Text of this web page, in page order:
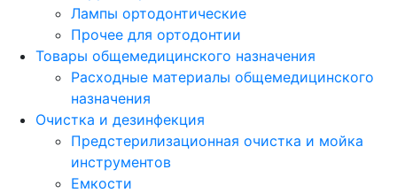
Лампы ортодонтические
Прочее для ортодонтии
Товары общемедицинского назначения
Расходные материалы общемедицинского
назначения
Очистка и дезинфекция
Предстерилизационная очистка и мойка
инструментов
Емкости